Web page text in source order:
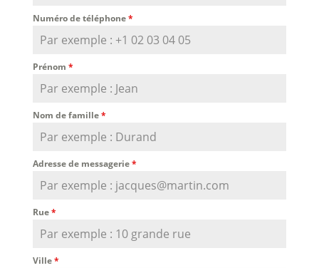
Numéro de téléphone*
Prénom *
Nom de famille*
Adresse de messagerie*
Rue*
Ville*